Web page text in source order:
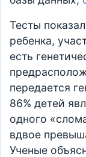
Тесты
ребенка,
есть
передается
86% детей
одного
вдвое
Ученые